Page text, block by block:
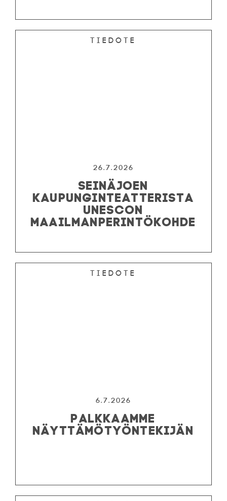
Tiedote
26.7.2026
SEINÄJOEN
KAUPUNGINTEATTERISTA
UNESCON
MAAILMANPERINTÖKOHDE
Tiedote
6.7.2026
PALKKAAMME
NÄYTTÄMÖTYÖNTEKIJÄN